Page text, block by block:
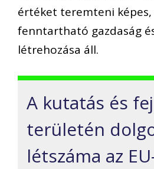
értéket teremteni
fenntartható gazdaság
létrehozása áll.
A kutatás és
területén
létszáma az